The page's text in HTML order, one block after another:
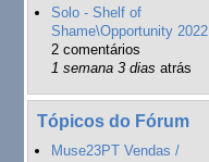
Solo - Shelf of
Shame\Opportunity 2022
2 comentários
1 semana 3 dias atrás
Tópicos do Fórum
Muse23PT Vendas /